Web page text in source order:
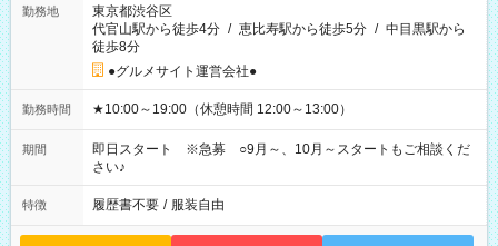
勤務地
東京都渋谷区
代官山駅から徒歩4分 / 恵比寿駅から徒歩5分 / 中目黒駅から
徒歩8分
●グルメサイト運営会社●
勤務時間 ★10:00～19:00（休憩時間 12:00～13:00）
期間
即日スタート ※急募 ○9月～、10月～スタートもご相談くだ
さい♪
特徴 履歴書不要 / 服装自由